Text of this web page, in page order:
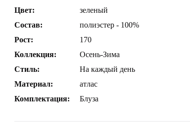
Цвет:
зеленый
Состав:
полиэстер - 100%
Рост:
170
Коллекция:
Осень-Зима
Стиль:
На каждый день
Материал:
атлас
Комплектация:
Блуза